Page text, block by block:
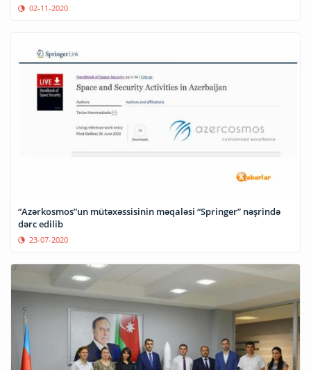
02-11-2020
“Azərkosmos”un mütəxəssisinin məqaləsi “Springer” nəşrində
dərc edilib
23-07-2020